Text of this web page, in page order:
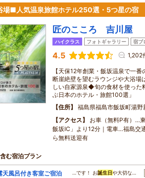
場■人気温泉旅館ホテル250選・5つ星の宿
匠のこころ 吉川屋
ハイクラス フォトギャラリー 宿ブ
4.5 1,202
【天保12年創業・飯坂温泉で一
断崖絶壁を望むラウンジや大浴
しい自家源泉◆旬の食材を使っ
ぶ日本のホテル・旅館100選」
住所
福島県福島市飯坂町湯野
アクセス
お車（無料P有）…
飯坂IC」より12分｜電車…福島交
ら無料送迎有
む宿泊プラン
天風呂付き客室ご宿泊
…です！ お誕生日や大切な…